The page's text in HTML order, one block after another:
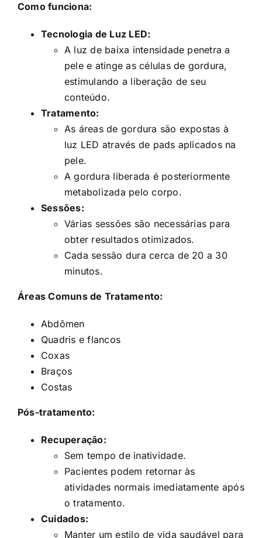
Como funciona:
Tecnologia de Luz LED:
A luz de baixa intensidade penetra a
pele e atinge as células de gordura,
estimulando a liberação de seu
conteúdo.
Tratamento:
As áreas de gordura são expostas à
luz LED através de pads aplicados na
pele.
A gordura liberada é posteriormente
metabolizada pelo corpo.
Sessões:
Várias sessões são necessárias para
obter resultados otimizados.
Cada sessão dura cerca de 20 a 30
minutos.
Áreas Comuns de Tratamento:
Abdômen
Quadris e flancos
Coxas
Braços
Costas
Pós-tratamento:
Recuperação:
Sem tempo de inatividade.
Pacientes podem retornar às
atividades normais imediatamente após
o tratamento.
Cuidados:
Manter um estilo de vida saudável para